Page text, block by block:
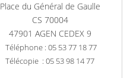
Place du Général de Gaulle
CS 70004
47901 AGEN CEDEX 9
Téléphone : 05 53 77 18 77
Télécopie : 05 53 98 14 77